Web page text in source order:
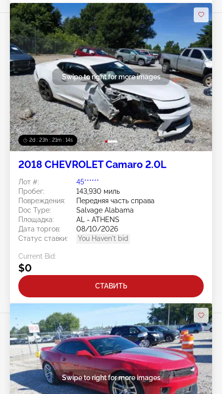
2d : 23h : 21m : 11s
Swipe to right for more images
2018 CHEVROLET Camaro 2.0L
Лот #:
45******
Пробег:
143,930 миль
Повреждения:
Передняя часть справа
Doc Type:
Salvage Alabama
Площадка:
AL - ATHENS
Дата торгов:
08/10/2026
Статус ставки:
You Haven't bid
Current Bid:
$0
СТАВИТЬ
Swipe to right for more images